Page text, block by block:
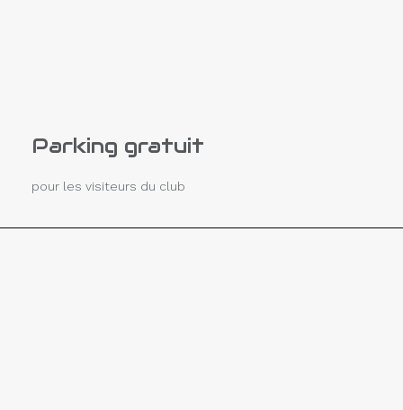
Parking gratuit
pour les visiteurs du club